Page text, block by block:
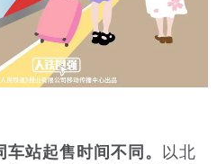
车站起售时间不同。
以北